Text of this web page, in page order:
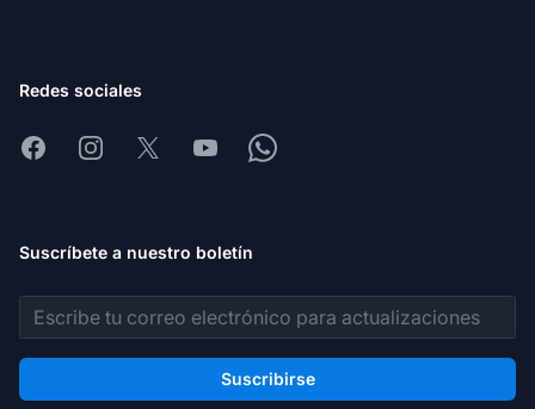
Redes sociales
FacebookInstagram
X YoutubeWhatsapp
Suscríbete a nuestro boletín
Dirección de correo electrónico
Suscribirse